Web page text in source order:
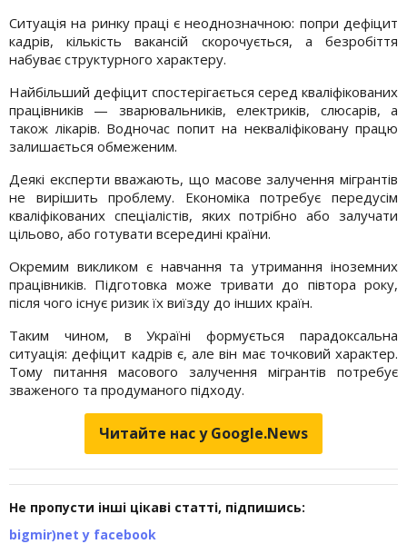
Ситуація на ринку праці є неоднозначною: попри дефіцит
кадрів, кількість вакансій скорочується, а безробіття
набуває структурного характеру.
Найбільший дефіцит спостерігається серед кваліфікованих
працівників — зварювальників, електриків, слюсарів, а
також лікарів. Водночас попит на некваліфіковану працю
залишається обмеженим.
Деякі експерти вважають, що масове залучення мігрантів
не вирішить проблему. Економіка потребує передусім
кваліфікованих спеціалістів, яких потрібно або залучати
цільово, або готувати всередині країни.
Окремим викликом є навчання та утримання іноземних
працівників. Підготовка може тривати до півтора року,
після чого існує ризик їх виїзду до інших країн.
Таким чином, в Україні формується парадоксальна
ситуація: дефіцит кадрів є, але він має точковий характер.
Тому питання масового залучення мігрантів потребує
зваженого та продуманого підходу.
Читайте нас у Google.News
Не пропусти інші цікаві статті, підпишись:
bigmir)net у facebook